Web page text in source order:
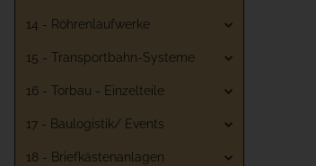
14 - Röhrenlaufwerke
15 - Transportbahn-Systeme
16 - Torbau - Einzelteile
17 - Baulogistik/ Events
18 - Briefkästenanlagen